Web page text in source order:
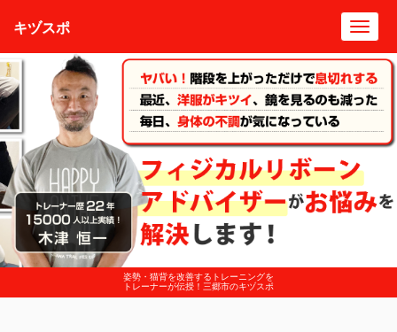
姿勢・猫背を改善するトレーニングを
トレーナーが伝授！三郷市のキヅスポ
キヅスポ